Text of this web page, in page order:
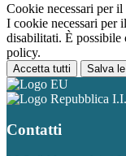
Cookie necessari per
I cookie necessari per
disabilitati. È possibile
policy.
Accetta tutti Salva
Contatti